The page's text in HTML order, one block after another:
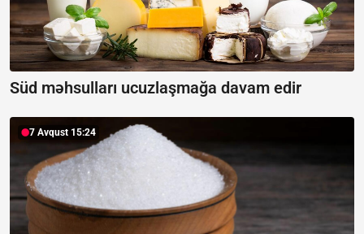
Süd məhsulları ucuzlaşmağa davam edir
7 Avqust 15:24